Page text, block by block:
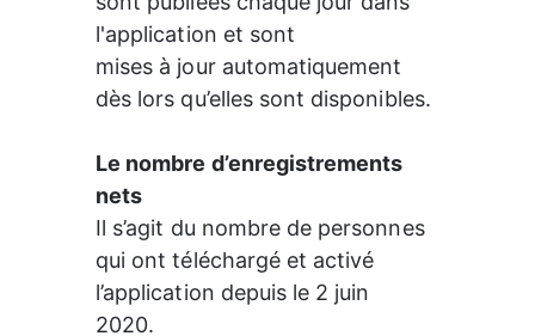
l'application et sont
mises à jour automatiquement
dès lors qu’elles sont disponibles.
Le nombre d’enregistrements
nets
Il s’agit du nombre de personnes
qui ont téléchargé et activé
l’application depuis le 2 juin
2020.